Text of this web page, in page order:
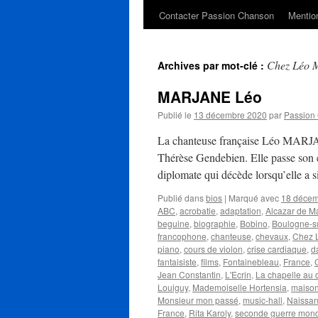
Contacter Passion Chanson
Archives par mot-clé : Chez Léo
MARJANE Léo
Publié le 13 décembre 2020 par Passion
La chanteuse française Léo
Thérèse Gendebien. Elle passe
diplomate qui décède lorsqu’elle
Publié dansbios | Marqué avec 18
ABC, acrobatie, adaptation, Alcazar de
beguine, biographie, Bobino, Boulogne-
francophone, chanteuse, chevaux, Chez
piano, cours de violon, crise cardiaque,
fantaisiste, films, Fontainebleau, France,
Jean Constantin, L'Ecrin, La chapelle au
Louiguy, Mademoiselle Hortensia,
Monsieur mon passé, music-hall,
France, Rita Karoly, seconde guerre